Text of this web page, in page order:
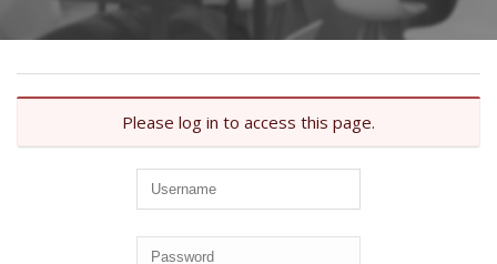
Please log in to access this page.